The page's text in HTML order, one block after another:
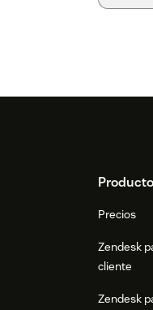
Footer
Precios
Zendesk
cliente
Zendesk